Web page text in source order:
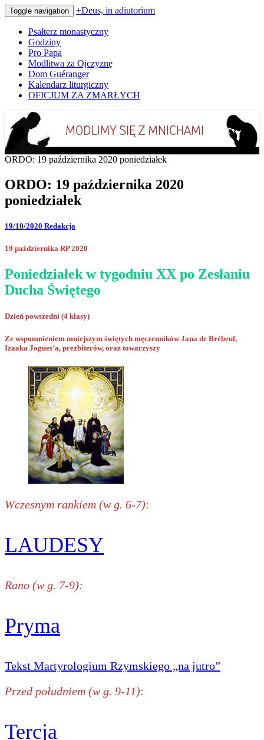
Toggle navigation +Deus, in adiutorium
Psałterz monastyczny
Godziny
Pro Papa
Modlitwa za Ojczyznę
Dom Guéranger
Kalendarz liturgiczny
OFICJUM ZA ZMARŁYCH
+Deus, in adiutorium
Codziennie modlimy się z mnichami
ORDO: 19 października 2020 poniedziałek
ORDO: 19 października 2020
poniedziałek
19/10/2020 Redakcja
19 października RP 2020
Poniedziałek w tygodniu XX po Zesłaniu
Ducha Świętego
Dzień powszedni (4 klasy)
Ze wspomnieniem mniejszym świętych męczenników Jana de Brébeuf,
Izaaka Jogues’a, prezbiterów, oraz towarzyszy
Wczesnym rankiem (w g. 6-7):
LAUDESY
Rano (w g. 7-9):
Pryma
Tekst Martyrologium Rzymskiego „na jutro”
Przed południem (w g. 9-11):
Tercja